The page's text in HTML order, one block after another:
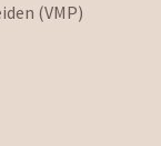
(VMP)